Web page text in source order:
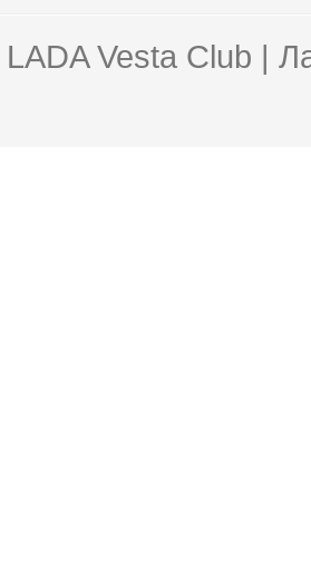
Vesta Club |